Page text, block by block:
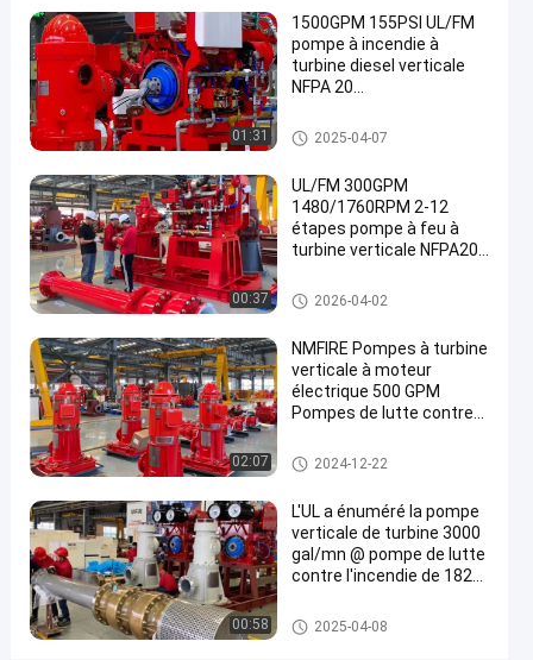
de
la
turbine
60HZ
400GPM
227PSI
Pompe à
incendie
verticale
de turbine
2021-
09-13
460
points
de vue
Parlez
Maintenant.
pompe
à
incendie
verticale
#
centrifuge
de
turbine
verticale
#
01:31
1500GPM 155PSI UL/FM
pompe à incendie à
turbine diesel verticale
NFPA 20
eau d'urgence pour les
sites industriels
Pompe à incendie verticale de t
urbine
2025-04-07
00:37
UL/FM 300GPM
1480/1760RPM 2-12
étapes pompe à feu à
turbine verticale NFPA20
Pompe à incendie verticale de t
urbine
2026-04-02
02:07
NMFIRE Pompes à turbine
verticale à moteur
électrique 500 GPM
Pompes de lutte contre
Pompe à incendie verticale de t
urbine
2024-12-22
00:58
L'UL a énuméré la pompe
verticale de turbine 3000
gal/mn @ pompe de lutte
contre l'incendie de 182
avec le moteur diesel
Pompe à incendie verticale de t
urbine
2025-04-08